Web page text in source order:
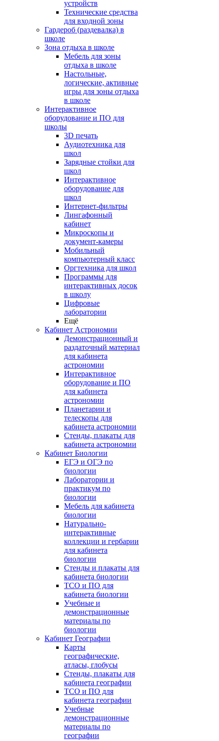
устройств
Технические средства
для входной зоны
Гардероб (раздевалка) в
школе
Зона отдыха в школе
Мебель для зоны
отдыха в школе
Настольные,
логические, активные
игры для зоны отдыха
в школе
Интерактивное
оборудование и ПО для
школы
3D печать
Аудиотехника для
школ
Зарядные стойки для
школ
Интерактивное
оборудование для
школ
Интернет-фильтры
Лингафонный
кабинет
Микроскопы и
документ-камеры
Мобильный
компьютерный класс
Оргтехника для школ
Программы для
интерактивных досок
в школу
Цифровые
лаборатории
Ещё
Кабинет Астрономии
Демонстрационный и
раздаточный материал
для кабинета
астрономии
Интерактивное
оборудование и ПО
для кабинета
астрономии
Планетарии и
телескопы для
кабинета астрономии
Стенды, плакаты для
кабинета астрономии
Кабинет Биологии
ЕГЭ и ОГЭ по
биологии
Лаборатории и
практикум по
биологии
Мебель для кабинета
биологии
Натурально-
интерактивные
коллекции и гербарии
для кабинета
биологии
Стенды и плакаты для
кабинета биологии
ТСО и ПО для
кабинета биологии
Учебные и
демонстрационные
материалы по
биологии
Кабинет Географии
Карты
географические,
атласы, глобусы
Стенды, плакаты для
кабинета географии
ТСО и ПО для
кабинета географии
Учебные
демонстрационные
материалы по
географии